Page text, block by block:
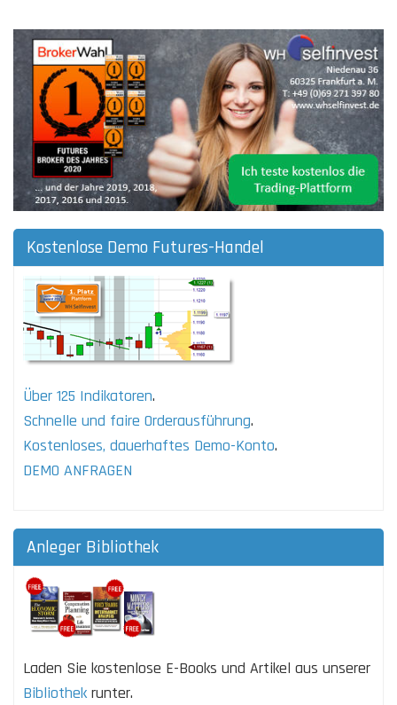
Kostenlose Demo Futures-Handel
Über 125 Indikatoren.
Schnelle und faire Orderausführung.
Kostenloses, dauerhaftes Demo-Konto.
DEMO ANFRAGEN
Anleger Bibliothek
Laden Sie kostenlose E-Books und Artikel aus unserer
Bibliothekrunter.